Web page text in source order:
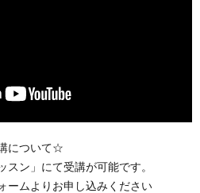
について☆
スン」にて受講が可能です。
ームよりお申し込みください